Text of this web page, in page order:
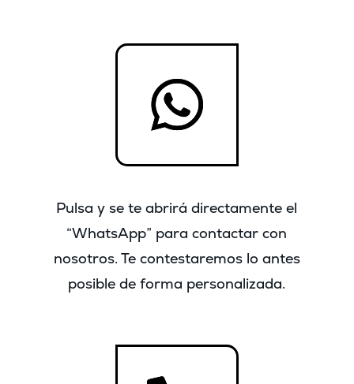
Pulsa y se te abrirá directamente el
“WhatsApp” para contactar con
nosotros. Te contestaremos lo antes
posible de forma personalizada.